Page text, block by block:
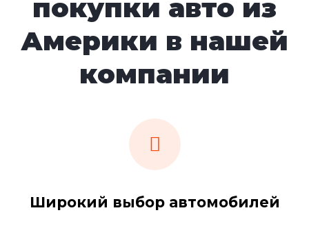
покупки авто из
Америки в нашей
компании
Широкий выбор автомобилей